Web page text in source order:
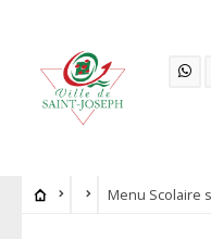
Menu Scolaire